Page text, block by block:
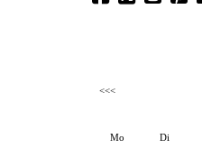
<<<
Mo Di